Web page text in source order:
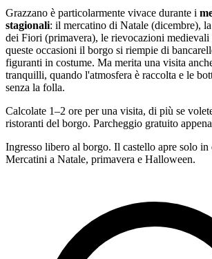
Grazzano è particolarmente vivace durante i
stagionali: il mercatino di Natale (dicembre),
dei Fiori (primavera), le rievocazioni
queste occasioni il borgo si riempie di
figuranti in costume. Ma merita una visita
tranquilli, quando l'atmosfera è raccolta e le
senza la folla.
Calcolate 1–2 ore per una visita, di più se
ristoranti del borgo. Parcheggio gratuito
Ingresso libero al borgo. Il castello apre solo in
Mercatini a Natale, primavera e Halloween.